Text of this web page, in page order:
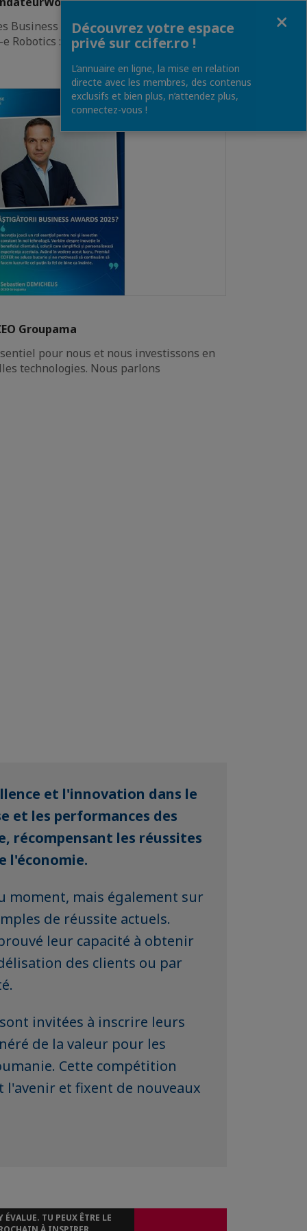
Business Awards CCIFER 2025 confirme la
Robotics : renforcer la sécurité dans les…
Groupama
pour nous et nous investissons en
technologies. Nous parlons
et l'innovation dans le
et les performances des
récompensant les réussites
l'économie.
moment, mais également sur
de réussite actuels.
leur capacité à obtenir
des clients ou par
invitées à inscrire leurs
de la valeur pour les
Cette compétition
et fixent de nouveaux
ÉVALUE. TU PEUX ÊTRE LE
Découvrez votre espace
privé sur ccifer.ro !
L’annuaire en ligne, la mise en relation
directe avec les membres, des contenus
exclusifs et bien plus, n’attendez plus,
connectez-vous !